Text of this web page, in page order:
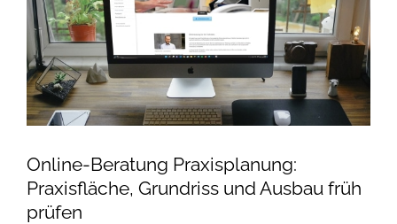
vor
dem
Ausbau
entscheidend
ist
Online-Beratung Praxisplanung:
Praxisfläche, Grundriss und Ausbau früh
prüfen